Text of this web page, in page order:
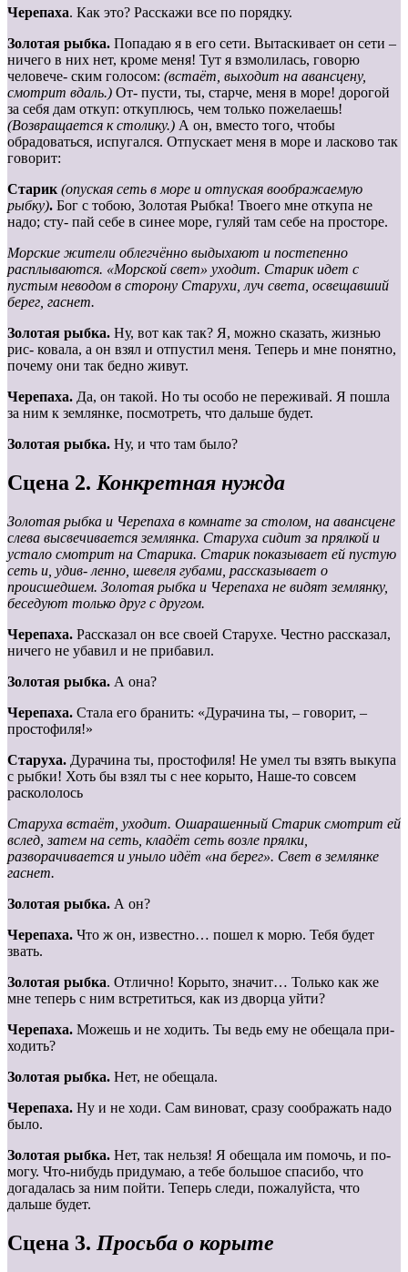
Черепаха. Как это? Расскажи все по порядку.
Золотая рыбка. Попадаю я в его сети. Вытаскивает он сети –
ничего в них нет, кроме меня! Тут я взмолилась, говорю
человече- ским голосом: (встаёт, выходит на авансцену,
смотрит вдаль.) От- пусти, ты, старче, меня в море! дорогой
за себя дам откуп: откуплюсь, чем только пожелаешь!
(Возвращается к столику.) А он, вместо того, чтобы
обрадоваться, испугался. Отпускает меня в море и ласково так
говорит:
Старик (опуская сеть в море и отпуская воображаемую
рыбку). Бог с тобою, Золотая Рыбка! Твоего мне откупа не
надо; сту- пай себе в синее море, гуляй там себе на просторе.
Морские жители облегчённо выдыхают и постепенно
расплываются. «Морской свет» уходит. Старик идет с
пустым неводом в сторону Старухи, луч света, освещавший
берег, гаснет.
Золотая рыбка. Ну, вот как так? Я, можно сказать, жизнью
рис- ковала, а он взял и отпустил меня. Теперь и мне понятно,
почему они так бедно живут.
Черепаха. Да, он такой. Но ты особо не переживай. Я пошла
за ним к землянке, посмотреть, что дальше будет.
Золотая рыбка. Ну, и что там было?
Сцена 2. Конкретная нужда
Золотая рыбка и Черепаха в комнате за столом, на авансцене
слева высвечивается землянка. Старуха сидит за прялкой и
устало смотрит на Старика. Старик показывает ей пустую
сеть и, удив- ленно, шевеля губами, рассказывает о
происшедшем. Золотая рыбка и Черепаха не видят землянку,
беседуют только друг с другом.
Черепаха. Рассказал он все своей Старухе. Честно рассказал,
ничего не убавил и не прибавил.
Золотая рыбка. А она?
Черепаха. Стала его бранить: «Дурачина ты, – говорит, –
простофиля!»
Старуха. Дурачина ты, простофиля! Не умел ты взять выкупа
с рыбки! Хоть бы взял ты с нее корыто, Наше-то совсем
раскололось
Старуха встаёт, уходит. Ошарашенный Старик смотрит ей
вслед, затем на сеть, кладёт сеть возле прялки,
разворачивается и уныло идёт «на берег». Свет в землянке
гаснет.
Золотая рыбка. А он?
Черепаха. Что ж он, известно… пошел к морю. Тебя будет
звать.
Золотая рыбка. Отлично! Корыто, значит… Только как же
мне теперь с ним встретиться, как из дворца уйти?
Черепаха. Можешь и не ходить. Ты ведь ему не обещала при-
ходить?
Золотая рыбка. Нет, не обещала.
Черепаха. Ну и не ходи. Сам виноват, сразу соображать надо
было.
Золотая рыбка. Нет, так нельзя! Я обещала им помочь, и по-
могу. Что-нибудь придумаю, а тебе большое спасибо, что
догадалась за ним пойти. Теперь следи, пожалуйста, что
дальше будет.
Сцена 3. Просьба о корыте